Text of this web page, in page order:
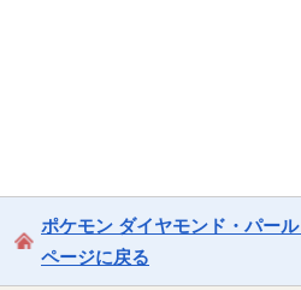
ポケモン ダイヤモンド・パー
ページに戻る